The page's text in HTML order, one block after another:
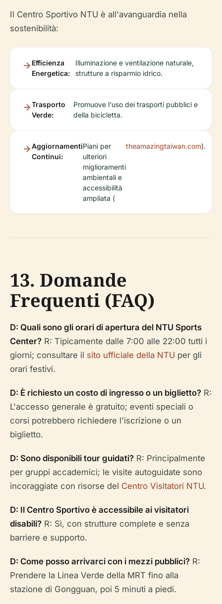
Il Centro Sportivo NTU è all'avanguardia nella
sostenibilità:
Efficienza
Energetica:
Illuminazione e ventilazione naturale,
strutture a risparmio idrico.
Trasporto
Verde:
Promuove l'uso dei trasporti pubblici e
della bicicletta.
Aggiornamenti
Continui:
Piani per
ulteriori
miglioramenti
ambientali e
accessibilità
ampliata (
theamazingtaiwan.com).
13. Domande
Frequenti (FAQ)
D: Quali sono gli orari di apertura del NTU Sports
Center? R: Tipicamente dalle 7:00 alle 22:00 tutti i
giorni; consultare il sito ufficiale della NTU per gli
orari festivi.
D: È richiesto un costo di ingresso o un biglietto? R:
L'accesso generale è gratuito; eventi speciali o
corsi potrebbero richiedere l'iscrizione o un
biglietto.
D: Sono disponibili tour guidati? R: Principalmente
per gruppi accademici; le visite autoguidate sono
incoraggiate con risorse del Centro Visitatori NTU.
D: Il Centro Sportivo è accessibile ai visitatori
disabili? R: Sì, con strutture complete e senza
barriere e supporto.
D: Come posso arrivarci con i mezzi pubblici? R:
Prendere la Linea Verde della MRT fino alla
stazione di Gongguan, poi 5 minuti a piedi.